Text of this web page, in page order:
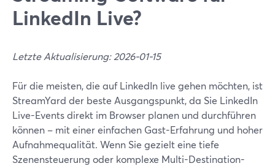
LinkedIn Live?
Letzte Aktualisierung: 2026-01-15
Für die meisten, die auf LinkedIn live gehen möchten, ist
StreamYard der beste Ausgangspunkt, da Sie LinkedIn
Live-Events direkt im Browser planen und durchführen
können – mit einer einfachen Gast-Erfahrung und hoher
Aufnahmequalität. Wenn Sie gezielt eine tiefe
Szenensteuerung oder komplexe Multi-Destination-